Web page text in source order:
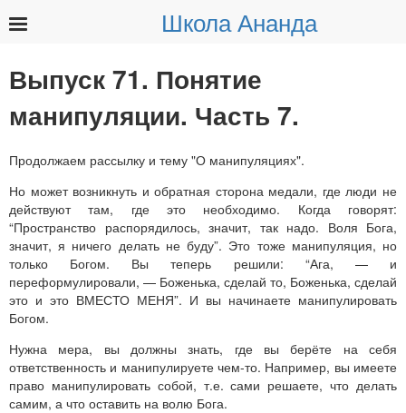
Школа Ананда
Выпуск 71. Понятие
манипуляции. Часть 7.
Продолжаем рассылку и тему "О манипуляциях".
Но может возникнуть и обратная сторона медали, где люди не
действуют там, где это необходимо. Когда говорят:
“Пространство распорядилось, значит, так надо. Воля Бога,
значит, я ничего делать не буду”. Это тоже манипуляция, но
только Богом. Вы теперь решили: “Ага, — и
переформулировали, — Боженька, сделай то, Боженька, сделай
это и это ВМЕСТО МЕНЯ”. И вы начинаете манипулировать
Богом.
Нужна мера, вы должны знать, где вы берёте на себя
ответственность и манипулируете чем-то. Например, вы имеете
право манипулировать собой, т.е. сами решаете, что делать
самим, а что оставить на волю Бога.